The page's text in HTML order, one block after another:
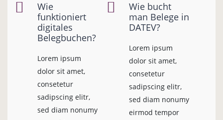
Wie
funktioniert
digitales
Belegbuchen?
Lorem ipsum
dolor sit amet,
consetetur
sadipscing elitr,
sed diam nonumy
Wie bucht
man Belege in
DATEV?
Lorem ipsum
dolor sit amet,
consetetur
sadipscing elitr,
sed diam nonumy
eirmod tempor